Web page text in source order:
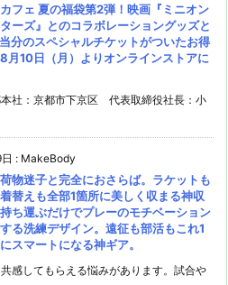
フェ 夏の福袋第2弾！映画『ミニオン
ーズ』とのコラボレーショングッズと
分のスペシャルチケットがついたお得
月10日（月）よりオンラインストアに
社：京都市下京区 代表取締役社長：小
: MakeBody
物迷子と完全におさらば。ラケットも
替えも全部1箇所に美しく収まる神収
ち運ぶだけでプレーのモチベーション
る洗練デザイン。遠征も部活もこれ1
スマートになる神ギア。
感してもらえる悩みがあります。試合や